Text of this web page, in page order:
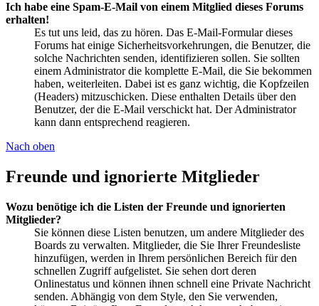
Ich habe eine Spam-E-Mail von einem Mitglied dieses Forums
erhalten!
Es tut uns leid, das zu hören. Das E-Mail-Formular dieses
Forums hat einige Sicherheitsvorkehrungen, die Benutzer, die
solche Nachrichten senden, identifizieren sollen. Sie sollten
einem Administrator die komplette E-Mail, die Sie bekommen
haben, weiterleiten. Dabei ist es ganz wichtig, die Kopfzeilen
(Headers) mitzuschicken. Diese enthalten Details über den
Benutzer, der die E-Mail verschickt hat. Der Administrator
kann dann entsprechend reagieren.
Nach oben
Freunde und ignorierte Mitglieder
Wozu benötige ich die Listen der Freunde und ignorierten
Mitglieder?
Sie können diese Listen benutzen, um andere Mitglieder des
Boards zu verwalten. Mitglieder, die Sie Ihrer Freundesliste
hinzufügen, werden in Ihrem persönlichen Bereich für den
schnellen Zugriff aufgelistet. Sie sehen dort deren
Onlinestatus und können ihnen schnell eine Private Nachricht
senden. Abhängig von dem Style, den Sie verwenden,